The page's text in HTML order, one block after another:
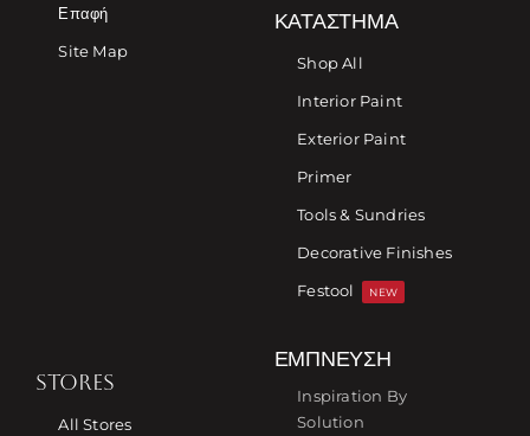
Επαφή
Site Map
ΚΑΤΆΣΤΗΜΑ
Shop All
Interior Paint
Exterior Paint
Primer
Tools & Sundries
Decorative Finishes
Festool
NEW
STORES
All Stores
ΈΜΠΝΕΥΣΗ
Inspiration By
Solution